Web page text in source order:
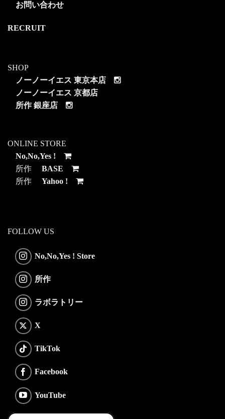
お問い合わせ
RECRUIT
SHOP
ノーノーイエス 東京本店
ノーノーイエス 京都店
所作 銀座店
ONLINE STORE
No,No,Yes !
所作 BASE
所作 Yahoo !
FOLLOW US
No,No,Yes ! Store
所作
ラボラトリー
X
TikTok
Facebook
YouTube